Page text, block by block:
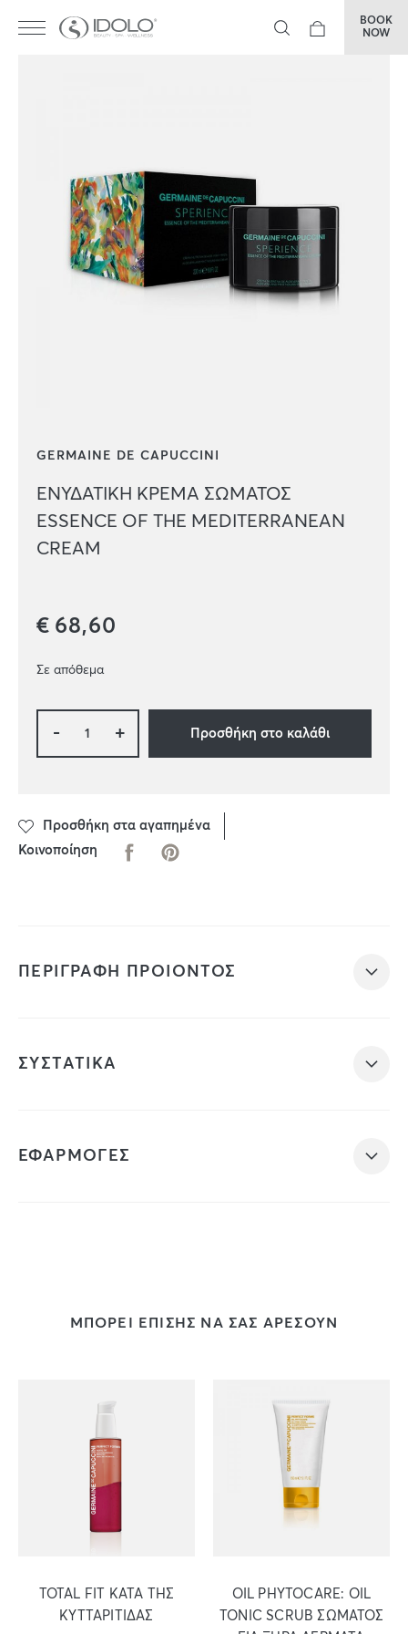
BOOK
NOW
GERMAINE DE CAPUCCINI
ΕΝΥΔΑΤΙΚΗ ΚΡΕΜΑ ΣΩΜΑΤΟΣ
ESSENCE OF THE MEDITERRANEAN
CREAM
€ 68,60
Σε απόθεμα
- + Προσθήκη στο καλάθι
Προσθήκη στα αγαπημένα
Κοινοποίηση
ΠΕΡΙΓΡΑΦΗ ΠΡΟΙΟΝΤΟΣ
ΣΥΣΤΑΤΙΚΑ
ΕΦΑΡΜΟΓΕΣ
ΜΠΟΡΕΙ ΕΠΙΣΗΣ ΝΑ ΣΑΣ ΑΡΕΣΟΥΝ
TOTAL FIT ΚΑΤΑ ΤΗΣ
ΚΥΤΤΑΡΙΤΙΔΑΣ
OIL PHYTOCARE: OIL
TONIC SCRUB ΣΩΜΑΤΟΣ